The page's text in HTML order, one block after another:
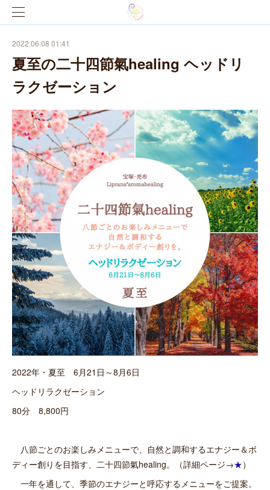
2022.06.08 01:41
夏至の二十四節氣healing ヘッドリ
ラクゼーション
2022年・夏至 6月21日～8月6日
ヘッドリラクゼーション
80分 8,800円
八節ごとのお楽しみメニューで、自然と調和するエナジー＆ボ
ディー創りを目指す、二十四節氣healing。（詳細ページ→★）
一年を通して、季節のエナジーと呼応するメニューをご提案。